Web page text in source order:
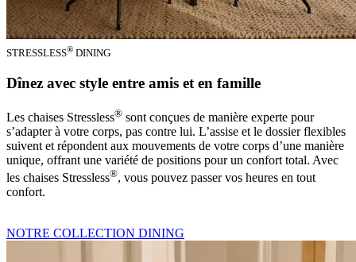
STRESSLESS® DINING
Dînez avec style entre amis et en famille
Les chaises Stressless® sont conçues de manière experte pour
s’adapter à votre corps, pas contre lui. L’assise et le dossier flexibles
suivent et répondent aux mouvements de votre corps d’une manière
unique, offrant une variété de positions pour un confort total. Avec
les chaises Stressless®, vous pouvez passer vos heures en tout
confort.
NOTRE COLLECTION DINING